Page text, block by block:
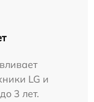
LG и
3 лет.